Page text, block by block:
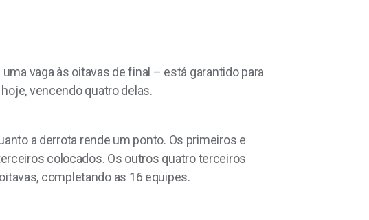
vaga às oitavas de final – está garantido para
vencendo quatro delas.
a derrota rende um ponto. Os primeiros e
colocados. Os outros quatro terceiros
completando as 16 equipes.